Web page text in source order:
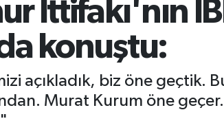
İttifakı'nın
konuştu:
açıkladık, biz öne geçtik.
Murat Kurum öne
ve Fikstür